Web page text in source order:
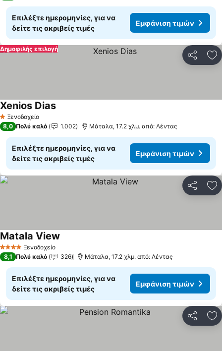
Επιλέξτε ημερομηνίες, για να
δείτε τις ακριβείς τιμές
Εμφάνιση τιμών
Δημοφιλής επιλογή
1 Αστέρια
Ξενοδοχείο
Xenios DiasΕμφάνιση τιμών
8,0 Πολύ καλό 1.002 Μάταλα, 17.2 χλμ. από: Λέντας
Επιλέξτε ημερομηνίες, για να
δείτε τις ακριβείς τιμές
Εμφάνιση τιμών
4 ΑστέριαΞενοδοχείο
Matala View
8,1 Πολύ καλό 326 Μάταλα, 17.2 χλμ. από: Λέντας
Επιλέξτε ημερομηνίες, για να
δείτε τις ακριβείς τιμές
Εμφάνιση τιμών